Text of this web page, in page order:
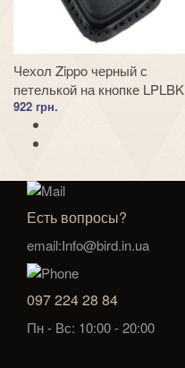
Чехол Zippo черный с
петелькой на кнопке LPLBK
922 грн.
Есть вопросы?
email:Info@bird.in.ua
097 224 28 84
Пн - Вс: 10:00 - 20:00